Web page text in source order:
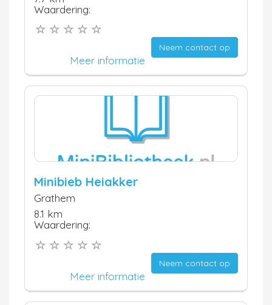
Waardering:
Neem contact op
Meer informatie
Minibieb Heiakker
Grathem
8.1 km
Waardering:
Neem contact op
Meer informatie